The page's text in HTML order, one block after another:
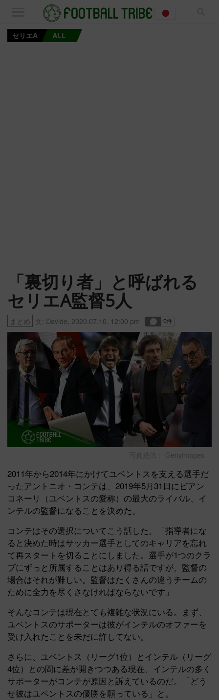
セリエA ALL
「裏切り者」と呼ばれる
セリエA監督5人
まとめ 文: Davide 2020.07.10. 12:00 pm
写真提供： Gettyimages
2011年から2014年にかけてユベントスを支える選手だ
ったアントニオ・コンテは、2019年5月31日にビアン
コネーリ（ユベントスの愛称）の最大のライバル、イ
ンテルの監督になることを決めた。
コンテはその選択についてこう話した。「指導者にな
ると決めた時はサッカー選手としてのキャリアを忘れ
て再スタートを切ることにしました。選手が1つのクラ
ブにずっと所属することはあり得る話ですが、監督の
場合はそれが難しい。監督はたくさんの違うチームの
ために全力を尽くさなければならないです」
そんなコンテは現在とても複雑な状況にいる。まず、
ユベントスのサポーターは彼がインテルのオファーを
受け入れたことを未だに許してない。
さらに、ユベントス（リーグ1位）とインテル（リーグ
4位）との間に差が開きつつある現在、インテルの多く
サポーターがコンテが原因と訴えているのだ。「どう
せ彼はユベントスの優勝を願っている」と。